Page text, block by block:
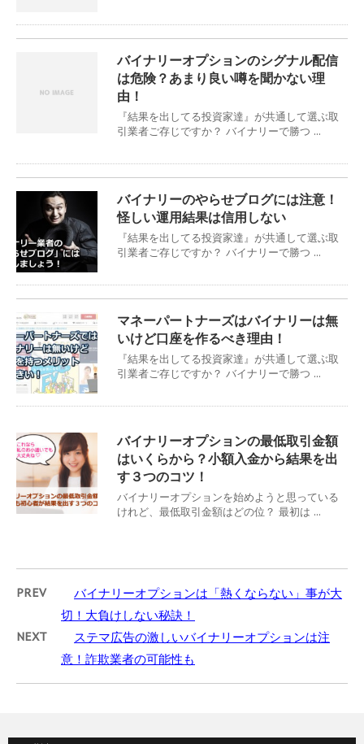
バイナリーオプションのシグナル配信
は危険？あまり良い噂を聞かない理
由！
『結果を出してる投資家達』が共通して選ぶ取
引業者ご存じですか？ バイナリーで勝つ ...
バイナリーのやらせブログには注意！
怪しい運用結果は信用しない
『結果を出してる投資家達』が共通して選ぶ取
引業者ご存じですか？ バイナリーで勝つ ...
マネーパートナーズはバイナリーは無
いけど口座を作るべき理由！
『結果を出してる投資家達』が共通して選ぶ取
引業者ご存じですか？ バイナリーで勝つ ...
バイナリーオプションの最低取引金額
はいくらから？小額入金から結果を出
す３つのコツ！
バイナリーオプションを始めようと思っている
けれど、最低取引金額はどの位？ 最初は ...
PREV
バイナリーオプションは「熱くならない」事が大
切！大負けしない秘訣！
NEXT
ステマ広告の激しいバイナリーオプションは注
意！詐欺業者の可能性も